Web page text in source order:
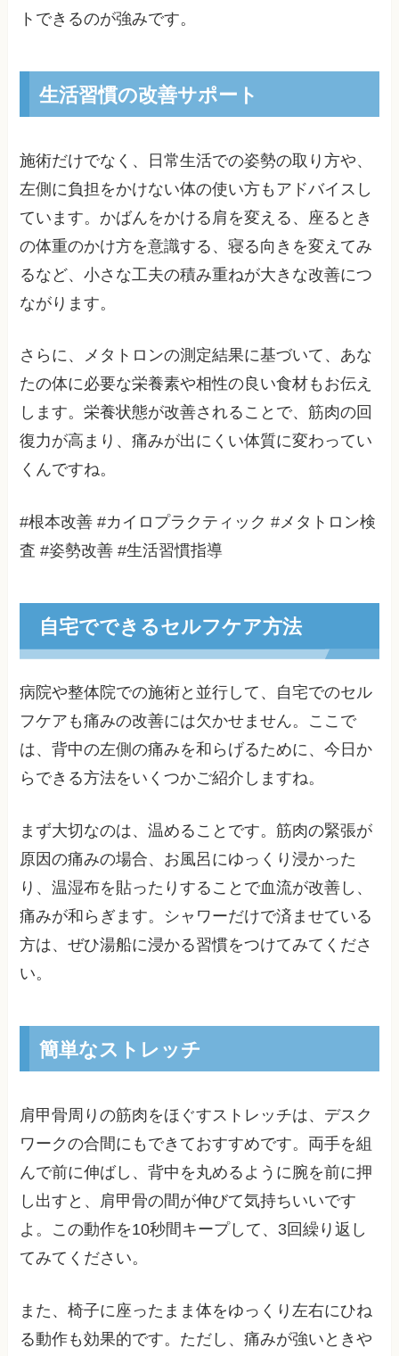
トできるのが強みです。
生活習慣の改善サポート
施術だけでなく、日常生活での姿勢の取り方や、
左側に負担をかけない体の使い方もアドバイスし
ています。かばんをかける肩を変える、座るとき
の体重のかけ方を意識する、寝る向きを変えてみ
るなど、小さな工夫の積み重ねが大きな改善につ
ながります。
さらに、メタトロンの測定結果に基づいて、あな
たの体に必要な栄養素や相性の良い食材もお伝え
します。栄養状態が改善されることで、筋肉の回
復力が高まり、痛みが出にくい体質に変わってい
くんですね。
#根本改善 #カイロプラクティック #メタトロン検
査 #姿勢改善 #生活習慣指導
自宅でできるセルフケア方法
病院や整体院での施術と並行して、自宅でのセル
フケアも痛みの改善には欠かせません。ここで
は、背中の左側の痛みを和らげるために、今日か
らできる方法をいくつかご紹介しますね。
まず大切なのは、温めることです。筋肉の緊張が
原因の痛みの場合、お風呂にゆっくり浸かった
り、温湿布を貼ったりすることで血流が改善し、
痛みが和らぎます。シャワーだけで済ませている
方は、ぜひ湯船に浸かる習慣をつけてみてくださ
い。
簡単なストレッチ
肩甲骨周りの筋肉をほぐすストレッチは、デスク
ワークの合間にもできておすすめです。両手を組
んで前に伸ばし、背中を丸めるように腕を前に押
し出すと、肩甲骨の間が伸びて気持ちいいです
よ。この動作を10秒間キープして、3回繰り返し
てみてください。
また、椅子に座ったまま体をゆっくり左右にひね
る動作も効果的です。ただし、痛みが強いときや